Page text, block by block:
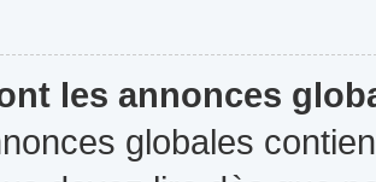
les annonces
globales